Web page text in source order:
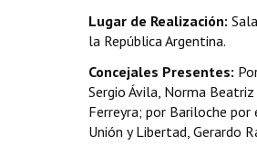
Lugar de Realización:
la República Argentina.
Concejales Presentes:
Sergio Ávila, Norma
Ferreyra; por Bariloche
Unión y Libertad, Gerardo